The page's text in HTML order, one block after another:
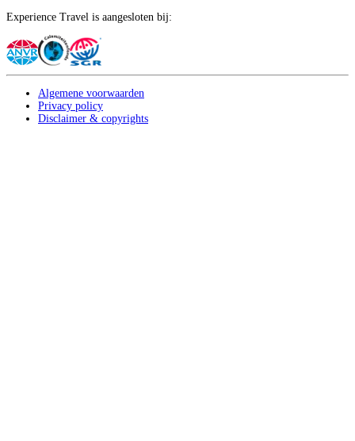
Experience Travel is aangesloten bij:
Algemene voorwaarden
Privacy policy
Disclaimer & copyrights